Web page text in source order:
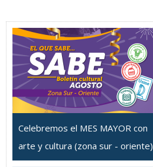
Celebremos el MES MAYOR con
arte y cultura (zona sur - oriente)